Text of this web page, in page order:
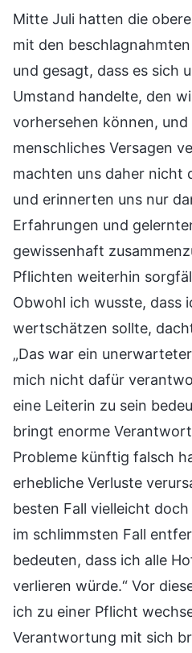
Mitte Juli hatten die
mit den
und gesagt, dass es sich
Umstand handelte, den
vorhersehen können,
menschliches Versagen
machten uns daher nicht
und erinnerten uns nur
Erfahrungen und
gewissenhaft
Pflichten weiterhin
Obwohl ich wusste, dass
wertschätzen sollte,
„Das war ein
mich nicht dafür
eine Leiterin zu sein
bringt enorme
Probleme künftig falsch
erhebliche Verluste
besten Fall vielleicht
im schlimmsten Fall
bedeuten, dass ich alle
verlieren würde.“ Vor
ich zu einer Pflicht
Verantwortung mit sich